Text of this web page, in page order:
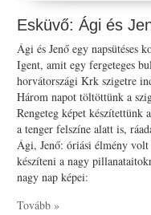
Esküvő: Ági és
Ági és Jenő egy napsütéses
Igent, amit egy fergeteges
horvátországi Krk szigetre
Három napot töltöttünk a
Rengeteg képet készítettünk
a tenger felszíne alatt is,
Ági, Jenő: óriási élmény
készíteni a nagy
nagy nap képei:
Tovább »